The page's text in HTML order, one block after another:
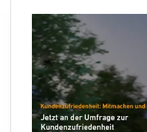
Ihre E-Mail Adresse